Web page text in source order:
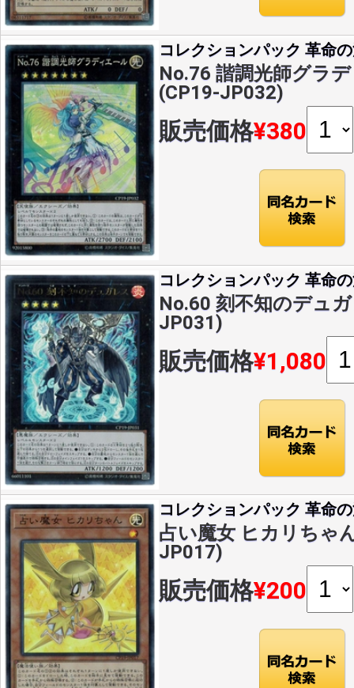
コレクションパック 革命
No.76 諧調光師グラ
(CP19-JP032)
販売価格¥380
コレクションパック 革命
No.60 刻不知のデュ
JP031)
販売価格¥1,080
コレクションパック 革命
占い魔女 ヒカリちゃ
JP017)
販売価格¥200